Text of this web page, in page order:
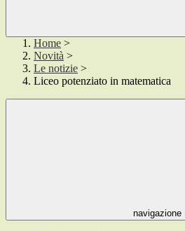
Home >
Novità >
Le notizie >
Liceo potenziato in matematica
navigazione